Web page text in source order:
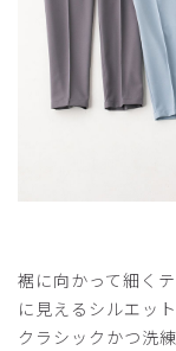
裾に向かって細く
に見えるシルエッ
クラシックかつ洗